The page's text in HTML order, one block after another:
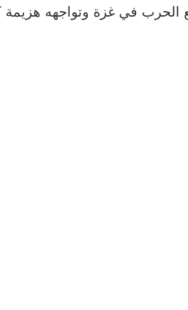
الحرب في غزة وتواجهه هزيمة